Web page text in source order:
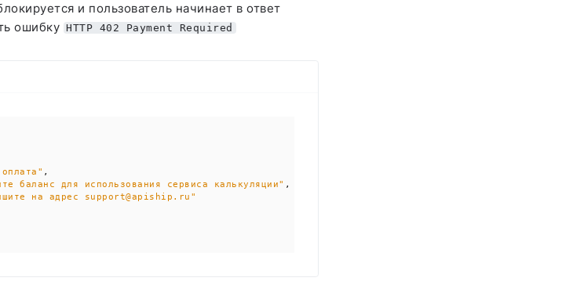
и пользователь начинает в ответ
ошибку HTTP 402 Payment Required
,
баланс для использования сервиса калькуляции" ,
на адрес support@apiship.ru"